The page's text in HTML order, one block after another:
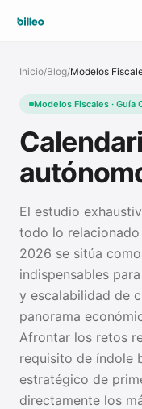
Inicio/Blog/Modelos
Modelos Fiscales · Guía
El estudio
todo lo
2026 se sitúa
indispensables
y escalabilidad de
panorama
Afrontar los retos
requisito de índole
estratégico de
directamente los